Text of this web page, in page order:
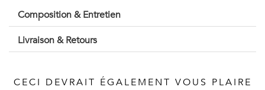
Vintage
Voir
Composition & Entretien
Livraison & Retours
CECI DEVRAIT ÉGALEMENT VOUS PLAIRE